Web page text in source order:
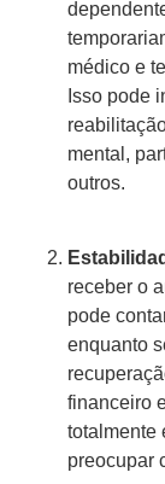
médico e
Isso pode
mental,
outros.
receber o
pode
enquanto
financeiro
totalmente
preocupar